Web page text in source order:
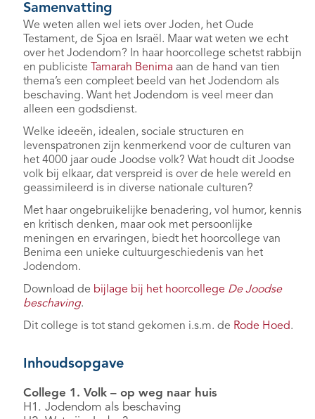
Samenvatting
We weten allen wel iets over Joden, het Oude
Testament, de Sjoa en Israël. Maar wat weten we echt
over het Jodendom? In haar hoorcollege schetst rabbijn
en publiciste
Tamarah Benima aan de hand van tien
thema’s een compleet beeld van het Jodendom als
beschaving. Want het Jodendom is veel meer dan
alleen een godsdienst.
Welke ideeën, idealen, sociale structuren en
levenspatronen zijn kenmerkend voor de culturen van
het 4000 jaar oude Joodse volk? Wat houdt dit Joodse
volk bij elkaar, dat verspreid is over de hele wereld en
geassimileerd is in diverse nationale culturen?
Met haar ongebruikelijke benadering, vol humor, kennis
en kritisch denken, maar ook met persoonlijke
meningen en ervaringen, biedt het hoorcollege van
Benima een unieke cultuurgeschiedenis van het
Jodendom.
Download de bijlage bij het hoorcollege De Joodse
beschaving.
Dit college is tot stand gekomen i.s.m. de Rode Hoed.
Inhoudsopgave
College 1. Volk – op weg naar huis
H1. Jodendom als beschaving